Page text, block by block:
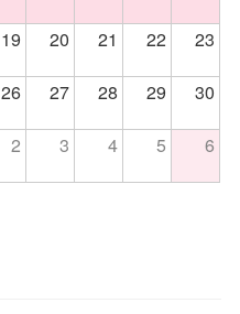
19 20 21 22 23
26 27 28 29 30
2 3 4 5 6